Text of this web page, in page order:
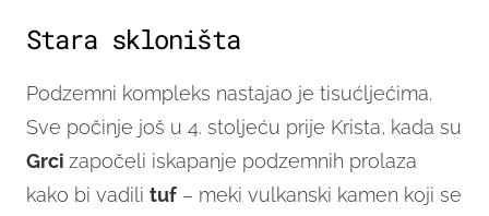
Stara skloništa
Podzemni kompleks nastajao je tisućljećima.
Sve počinje još u 4. stoljeću prije Krista, kada su
Grci započeli iskapanje podzemnih prolaza
kako bi vadili tuf – meki vulkanski kamen koji se